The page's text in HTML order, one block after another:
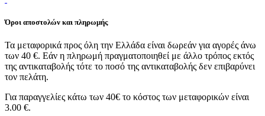
Όροι αποστολών και πληρωμής
Τα μεταφορικά προς όλη την Ελλάδα είναι δωρεάν για αγορές άνω
των 40 €. Εάν η πληρωμή πραγματοποιηθεί με άλλο τρόπος εκτός
της αντικαταβολής τότε το ποσό της αντικαταβολής δεν επιβαρύνει
τον πελάτη.
Για παραγγελίες κάτω των 40€ το κόστος των μεταφορικών είναι
3.00 €.